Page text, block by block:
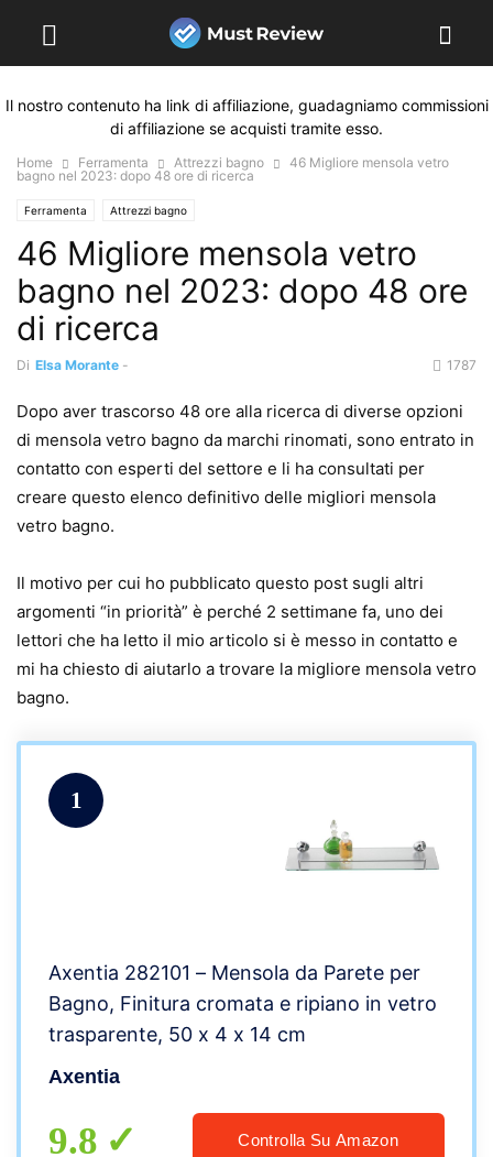
Il nostro contenuto ha link di affiliazione, guadagniamo commissioni
di affiliazione se acquisti tramite esso.
Home Ferramenta Attrezzi bagno
46 Migliore mensola vetro
bagno nel 2023: dopo 48 ore di ricerca
Ferramenta Attrezzi bagno
46 Migliore mensola vetro
bagno nel 2023: dopo 48 ore
di ricerca
Di Elsa Morante - 1787
Dopo aver trascorso 48 ore alla ricerca di diverse opzioni
di mensola vetro bagno da marchi rinomati, sono entrato in
contatto con esperti del settore e li ha consultati per
creare questo elenco definitivo delle migliori mensola
vetro bagno.
Il motivo per cui ho pubblicato questo post sugli altri
argomenti “in priorità” è perché 2 settimane fa, uno dei
lettori che ha letto il mio articolo si è messo in contatto e
mi ha chiesto di aiutarlo a trovare la migliore mensola vetro
bagno.
1
Axentia ‎282101 – Mensola da Parete per
Bagno, Finitura cromata e ripiano in vetro
trasparente, 50 x 4 x 14 cm
Axentia
9.8 Controlla Su Amazon